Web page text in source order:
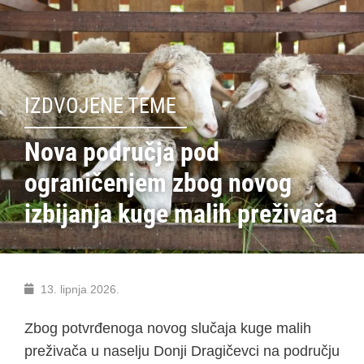
IZDVOJENE TEME
Nova područja pod
ograničenjem zbog novog
izbijanja kuge malih preživača
13. lipnja 2026.
Zbog potvrđenoga novog slučaja kuge malih
preživača u naselju Donji Dragičevci na području